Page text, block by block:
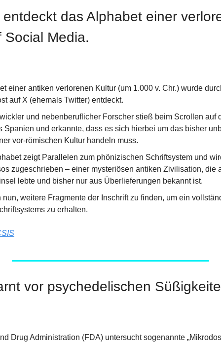
das Alphabet einer
Social Media.
einer antiken verlorenen Kultur (um 1.000 v. Chr.) wurde
auf X (ehemals Twitter) entdeckt.
und nebenberuflicher Forscher stieß beim Scrollen auf
Spanien und erkannte, dass es sich hierbei um das bisher
vor-römischen Kultur handeln muss.
zeigt Parallelen zum phönizischen Schriftsystem und
zugeschrieben – einer mysteriösen antiken Zivilisation, die
lebte und bisher nur aus Überlieferungen bekannt ist.
nun, weitere Fragmente der Inschrift zu finden, um ein
zu erhalten.
vor psychedelischen
Drug Administration (FDA) untersucht sogenannte